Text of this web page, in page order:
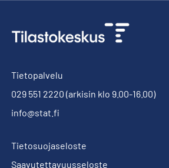
Tietopalvelu
029 551 2220 (arkisin klo 9.00-16.00)
info@stat.fi
Tietosuojaseloste
Saavutettavuusseloste